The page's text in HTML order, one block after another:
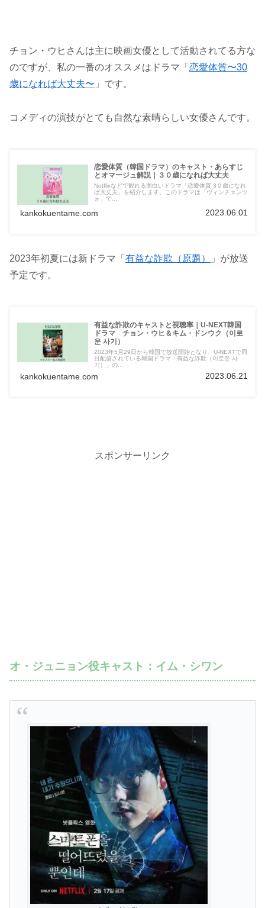
チョン・ウヒさんは主に映画女優として活動されてる方な
のですが、私の一番のオススメはドラマ「 恋愛体質〜30
歳になれば大丈夫〜 」です。
コメディの演技がとても自然な素晴らしい女優さんです。
恋愛体質（韓国ドラマ）のキャスト・あらすじ
とオマージュ解説｜３０歳になれば大丈夫
Netflixなどで観れる面白いドラマ「恋愛体質 3０歳になれ
ば大丈夫」を紹介します。このドラマは「ヴィンチェンツ
ォ」で...
kankokuentame.com 2023.06.01
2023年初夏には新ドラマ「 有益な詐欺（原題）
」が放送
予定です。
有益な詐欺のキャストと視聴率｜U-NEXT韓国
ドラマ チョン・ウヒ＆キム・ドンウク（이로
운 사기）
2023年5月29日から韓国で放送開始となり、U-NEXTで同
日配信されている韓国ドラマ「有益な詐欺（이로운 사
기）」の...
kankokuentame.com 2023.06.21
スポンサーリンク
オ・ジュニョン役キャスト：イム・シワン